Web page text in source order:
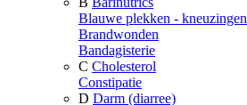
Blauwe plekken - kneuzingen
Brandwonden
Bandagisterie
C Cholesterol
Constipatie
D Darm (diarree)